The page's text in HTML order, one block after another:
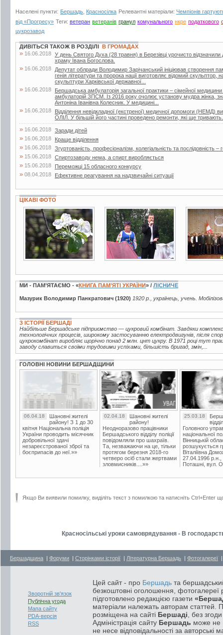
Населені пункти: Бершадь Красносілка Релевантні матеріали: Чемпіонів
від «Прогресу» Теги: ветеран ветеранів гранул комунального нкре податкового
цукрозавод
ДИВІТЬСЯ ТАКОЖ В РОЗДІЛІ В ГРОМАДАХ
» 16.06.2018 У день Святого Духа (28 травня) в Березівці урочисто відзначили
храму Івана Богослова.
» 16.06.2018
Депутат облради Володимир Зарічанський ініціював створення
генія літератури та пророка нації виготовляє відомий
скульптури Харківської державної...
» 16.06.2018
Бершадська амбулаторія загальної практики – сімейної
амбулаторій ЗПСМ. Із 2016 року очолює установу мудра жінка,
Антоніна Іванівна Колесник. У медицині...
» 16.06.2018
Відділення невідкладної (екстреної) медичної допомоги (НЕМД)
ОЛІЛ. У більшій його частині проведено ремонти, які ще тривають.
» 16.06.2018 Заради дітей
» 16.06.2018 Краще відділення
» 16.06.2018 Згуртованість, професіоналізм, колегіальність та послідовність –
» 15.06.2018 Спиртозаводу нема, а спирт виробляється
» 15.06.2018 Переможці 15 обласного конкурсу
» 08.04.2018 Ефективне реагування на надзвичайні ситуації
ЦІКАВІ ФОТО
19 фото 15 фото 3 фото
МИ - ПАМ’ЯТАЄМО - «КНИГА ПАМ’ЯТІ УКРАЇНИ» / ЛІСНИЧЕ
Мазурик Володимир Панкратович (1920) 1920 р., українець, учень.
З ІСТОРІЇ БЕРШАДІ
Найбільше Бершадське підприємство — цукровий комбінат. Завдяки
технологічних процесів, широкому застосуванню електродвигунів, після
цукрокомбінат виробляє щорічно понад 2 млн. цнт цукру. В 1971 році тут
заводу славиться своїми трудовими успіхами, більшість бригад, змін,...
ГОЛОВНІ НОВИНИ БЕРШАДЩИНИ
06.04.18
Шановні жителі
району! З 1 до 30
квітня Національна поліція
України проводить місячник
добровільної здачі
незареєстрованої зброї та
боєприпасів до неї.»»
02.04.18
Шановні жителі
району!
Неодноразово працівники
Бершадського відділу поліції
повідомляли про шахраїв.
Та, незважаючи на це, тільки
протягом березня 2018-го
четверо осіб стали жертвами
зловмисників....»»
25.03.18
Головного
національної
Вінницькій
розшукується
Віталіївна
27.04.1996 р.н.,
Поташні, вул.
Якщо Ви виявили помилку, виділіть текст з помилкою та натисніть Ctrl+Enter
Красносільські уроки самоврядування - В
Бершадщина | Форуми | Сторінками історії | Літературна Бершадь | Фотогалереї
Зворотній зв'язок
Публічна угода
Мапа сайту
PDA-версія
RSS
Цей сайт - про Бершадь та
безкоштовні оголошення, фотогалереї
підготовлено редакцією газети
матеріали належать авторам статтей.
розміщена на сайті Бершаді , без
Адміністрація сайту Бершадь може не
не несе відповідальності за авторські